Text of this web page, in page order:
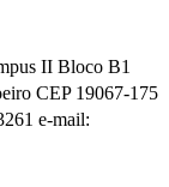
II Bloco B1
CEP 19067-175
e-mail: